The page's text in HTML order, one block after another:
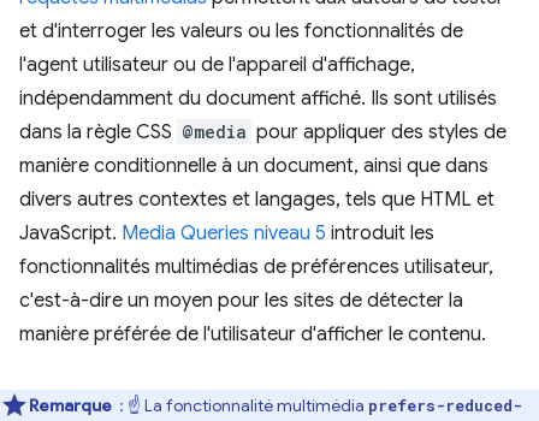
et d'interroger les valeurs ou les fonctionnalités de
l'agent utilisateur ou de l'appareil d'affichage,
indépendamment du document affiché. Ils sont utilisés
dans la règle CSS @media pour appliquer des styles de
manière conditionnelle à un document, ainsi que dans
divers autres contextes et langages, tels que HTML et
JavaScript. Media Queries niveau 5 introduit les
fonctionnalités multimédias de préférences utilisateur,
c'est-à-dire un moyen pour les sites de détecter la
manière préférée de l'utilisateur d'afficher le contenu.
Remarque : ☝️ La fonctionnalité multimédia prefers-reduced-